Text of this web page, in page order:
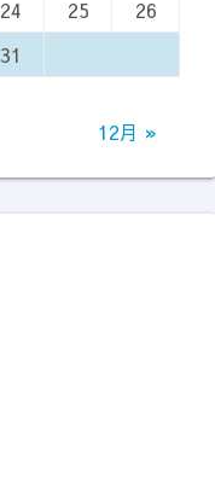
24 25
26
31
12月 »